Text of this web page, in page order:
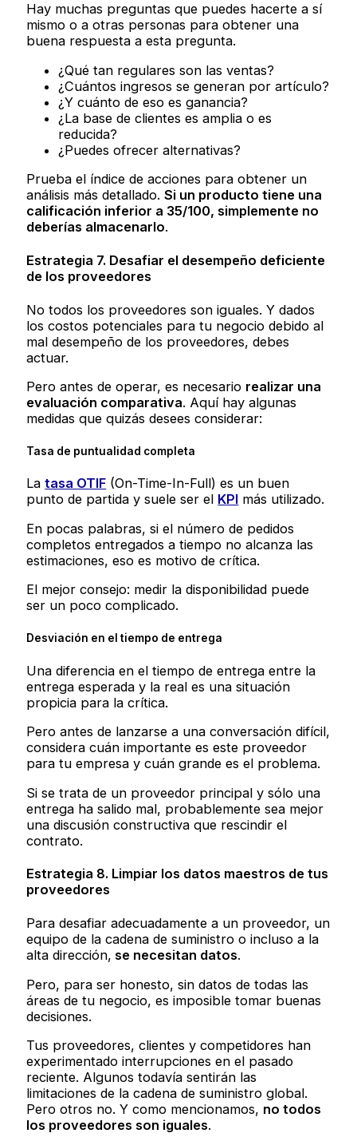
Hay muchas preguntas que puedes hacerte a sí
mismo o a otras personas para obtener una
buena respuesta a esta pregunta.
¿Qué tan regulares son las ventas?
¿Cuántos ingresos se generan por artículo?
¿Y cuánto de eso es ganancia?
¿La base de clientes es amplia o es
reducida?
¿Puedes ofrecer alternativas?
Prueba el índice de acciones para obtener un
análisis más detallado.Si un producto tiene una
calificación inferior a 35/100, simplemente no
deberías almacenarlo.
Estrategia 7. Desafiar el desempeño deficiente
de los proveedores
No todos los proveedores son iguales. Y dados
los costos potenciales para tu negocio debido al
mal desempeño de los proveedores, debes
actuar.
Pero antes de operar, es necesario realizar una
evaluación comparativa. Aquí hay algunas
medidas que quizás desees considerar:
Tasa de puntualidad completa
Latasa OTIF (On-Time-In-Full) es un buen
punto de partida y suele ser el KPI más utilizado.
En pocas palabras, si el número de pedidos
completos entregados a tiempo no alcanza las
estimaciones, eso es motivo de crítica.
El mejor consejo: medir la disponibilidad puede
ser un poco complicado.
Desviación en el tiempo de entrega
Una diferencia en el tiempo de entrega entre la
entrega esperada y la real es una situación
propicia para la crítica.
Pero antes de lanzarse a una conversación difícil,
considera cuán importante es este proveedor
para tu empresa y cuán grande es el problema.
Si se trata de un proveedor principal y sólo una
entrega ha salido mal, probablemente sea mejor
una discusión constructiva que rescindir el
contrato.
Estrategia 8. Limpiar los datos maestros de tus
proveedores
Para desafiar adecuadamente a un proveedor, un
equipo de la cadena de suministro o incluso a la
alta dirección, se necesitan datos.
Pero, para ser honesto, sin datos de todas las
áreas de tu negocio, es imposible tomar buenas
decisiones.
Tus proveedores, clientes y competidores han
experimentado interrupciones en el pasado
reciente. Algunos todavía sentirán las
limitaciones de la cadena de suministro global.
Pero otros no. Y como mencionamos, no todos
los proveedores son iguales.